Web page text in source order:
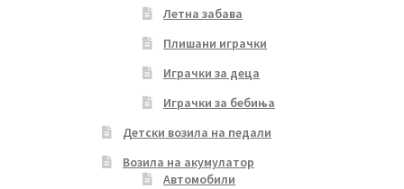
Летна забава
Плишани играчки
Играчки за деца
Играчки за бебиња
Детски возила на педали
Возила на акумулатор
Автомобили